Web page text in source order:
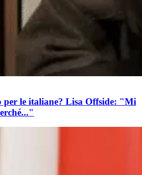
per le italiane? Lisa Offside: "Mi